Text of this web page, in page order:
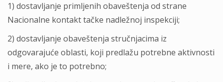
1) dostavljanje primljenih obaveštenja od strane
Nacionalne kontakt tačke nadležnoj inspekciji;
2) dostavljanje obaveštenja stručnjacima iz
odgovarajuće oblasti, koji predlažu potrebne aktivnosti
i mere, ako je to potrebno;